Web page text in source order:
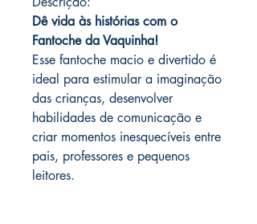
Dê vida às histórias com o
Fantoche da Vaquinha!
Esse fantoche macio e divertido é
ideal para estimular a imaginação
das crianças, desenvolver
habilidades de comunicação e
criar momentos inesquecíveis entre
pais, professores e pequenos
leitores.